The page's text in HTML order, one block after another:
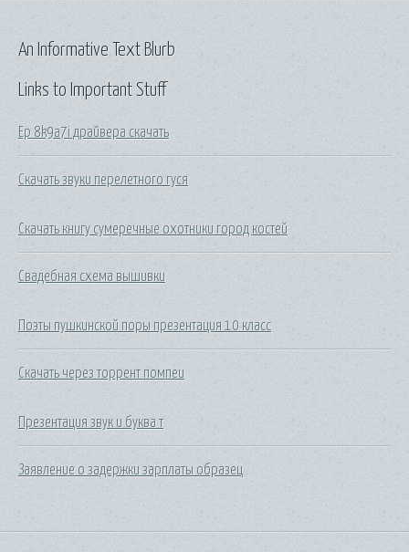
Links to Important Stuff
Ep 8k9a7i драйвера скачать
Скачать звуки перелетного гуся
Скачать книгу сумеречные охотники город костей
Свадебная схема вышивки
Поэты пушкинской поры презентация 10 класс
Скачать через торрент помпеи
Презентация звук и буква т
Заявление о задержки зарплаты образец
An Informative Text Blurb